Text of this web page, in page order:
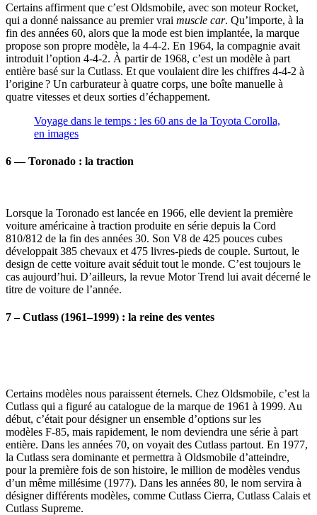
Certains affirment que c’est Oldsmobile, avec son moteur Rocket,
qui a donné naissance au premier vrai muscle car. Qu’importe, à la
fin des années 60, alors que la mode est bien implantée, la marque
propose son propre modèle, la 4-4-2. En 1964, la compagnie avait
introduit l’option 4-4-2. À partir de 1968, c’est un modèle à part
entière basé sur la Cutlass. Et que voulaient dire les chiffres 4-4-2 à
l’origine ? Un carburateur à quatre corps, une boîte manuelle à
quatre vitesses et deux sorties d’échappement.
Voyage dans le temps : les 60 ans de la Toyota Corolla,
en images
6 — Toronado : la traction
Lorsque la Toronado est lancée en 1966, elle devient la première
voiture américaine à traction produite en série depuis la Cord
810/812 de la fin des années 30. Son V8 de 425 pouces cubes
développait 385 chevaux et 475 livres-pieds de couple. Surtout, le
design de cette voiture avait séduit tout le monde. C’est toujours le
cas aujourd’hui. D’ailleurs, la revue Motor Trend lui avait décerné le
titre de voiture de l’année.
7 – Cutlass (1961–1999) : la reine des ventes
Certains modèles nous paraissent éternels. Chez Oldsmobile, c’est la
Cutlass qui a figuré au catalogue de la marque de 1961 à 1999. Au
début, c’était pour désigner un ensemble d’options sur les
modèles F-85, mais rapidement, le nom deviendra une série à part
entière. Dans les années 70, on voyait des Cutlass partout. En 1977,
la Cutlass sera dominante et permettra à Oldsmobile d’atteindre,
pour la première fois de son histoire, le million de modèles vendus
d’un même millésime (1977). Dans les années 80, le nom servira à
désigner différents modèles, comme Cutlass Cierra, Cutlass Calais et
Cutlass Supreme.